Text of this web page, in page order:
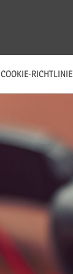
COOKIE-